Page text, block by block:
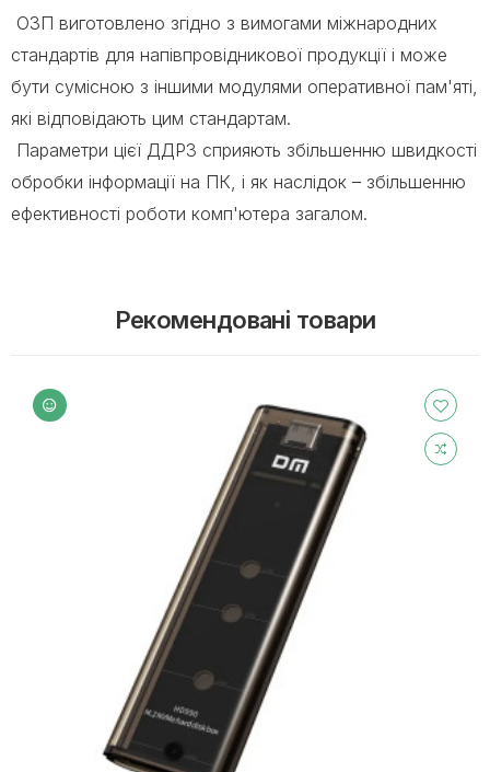
ОЗП виготовлено згідно з вимогами міжнародних
стандартів для напівпровідникової продукції і може
бути сумісною з іншими модулями оперативної пам'яті,
які відповідають цим стандартам.
Параметри цієї ДДР3 сприяють збільшенню швидкості
обробки інформації на ПК, і як наслідок – збільшенню
ефективності роботи комп'ютера загалом.
Рекомендовані товари